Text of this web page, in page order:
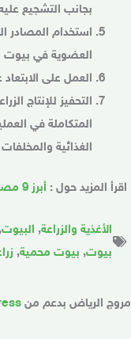
بجانب التشجيع
استخدام المصادر
العضوية في بيوت
العمل على
التحفيز للإنتاج
المتكاملة في
الغذائية
اقرأ المزيد حول : أبرز 9 مصطلحات زراعية لأصحاب البيوت المحمية
الأغذية والزراعة, البيوت,
بيوت, بيوت محمية,
الرياض بدعم من